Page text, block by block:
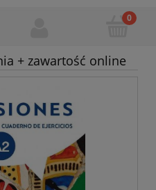
+ zawartość online